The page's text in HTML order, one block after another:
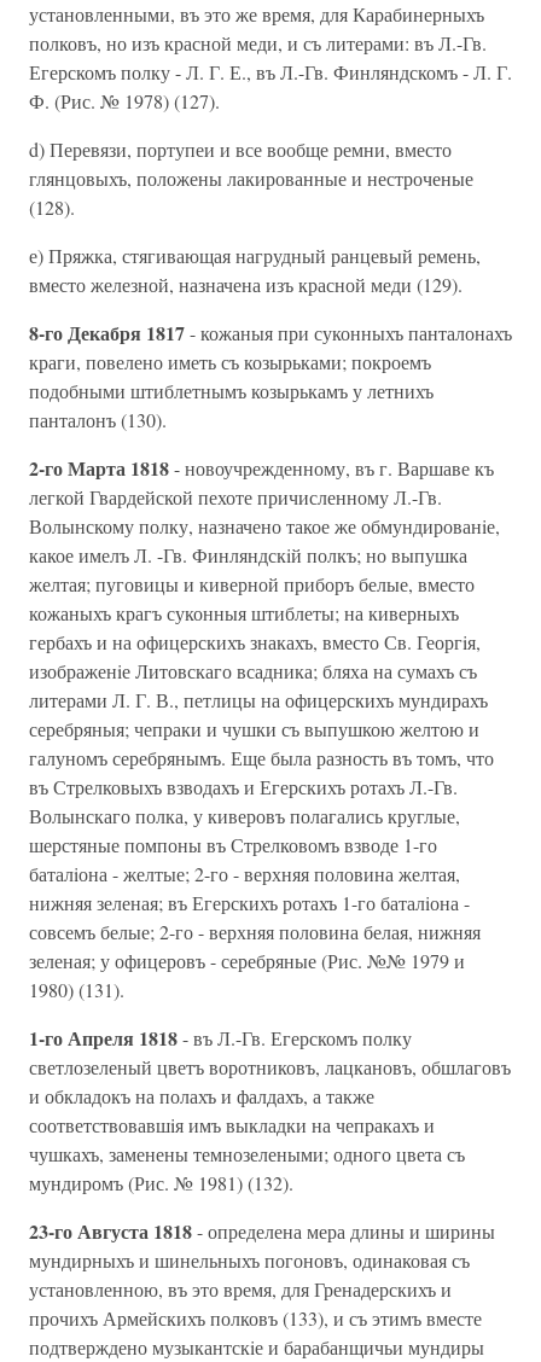
установленными, въ это же время, для Карабинерныхъ
полковъ, но изъ красной меди, и съ литерами: въ Л.-Гв.
Егерскомъ полку - Л. Г. Е., въ Л.-Гв. Финляндскомъ - Л. Г.
Ф. (Рис. № 1978) (127).
d) Перевязи, портупеи и все вообще ремни, вместо
глянцовыхъ, положены лакированные и нестроченые
(128).
е) Пряжка, стягивающая нагрудный ранцевый ремень,
вместо железной, назначена изъ красной меди (129).
8-го Декабря 1817- кожаныя при суконныхъ панталонахъ
краги, повелено иметь съ козырьками; покроемъ
подобными штиблетнымъ козырькамъ у летнихъ
панталонъ (130).
2-го Марта 1818- новоучрежденному, въ г. Варшаве къ
легкой Гвардейской пехоте причисленному Л.-Гв.
Волынскому полку, назначено такое же обмундированiе,
какое имелъ Л. -Гв. Финляндскiй полкъ; но выпушка
желтая; пуговицы и киверной приборъ белые, вместо
кожаныхъ крагъ суконныя штиблеты; на киверныхъ
гербахъ и на офицерскихъ знакахъ, вместо Св. Георгiя,
изображенiе Литовскаго всадника; бляха на сумахъ съ
литерами Л. Г. В., петлицы на офицерскихъ мундирахъ
серебряныя; чепраки и чушки съ выпушкою желтою и
галуномъ серебрянымъ. Еще была разность въ томъ, что
въ Стрелковыхъ взводахъ и Егерскихъ ротахъ Л.-Гв.
Волынскаго полка, у киверовъ полагались круглые,
шерстяные помпоны въ Стрелковомъ взводе 1-го
баталiона - желтые; 2-го - верхняя половина желтая,
нижняя зеленая; въ Егерскихъ ротахъ 1-го баталiона -
совсемъ белые; 2-го - верхняя половина белая, нижняя
зеленая; у офицеровъ - серебряные (Рис. №№ 1979 и
1980) (131).
1-го Апреля 1818- въ Л.-Гв. Егерскомъ полку
светлозеленый цветъ воротниковъ, лацкановъ, обшлаговъ
и обкладокъ на полахъ и фалдахъ, а также
соответствовавшiя имъ выкладки на чепракахъ и
чушкахъ, заменены темнозелеными; одного цвета съ
мундиромъ (Рис. № 1981) (132).
23-го Августа 1818- определена мера длины и ширины
мундирныхъ и шинельныхъ погоновъ, одинаковая съ
установленною, въ это время, для Гренадерскихъ и
прочихъ Армейскихъ полковъ (133), и съ этимъ вместе
подтверждено музыкантскiе и барабанщичьи мундиры